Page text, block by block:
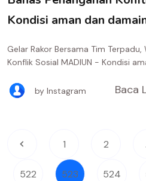
Kondisi aman dan
Gelar Rakor Bersama Tim
Konflik Sosial MADIUN - Kondisi
by Instagram Baca
1 2
522 523 524